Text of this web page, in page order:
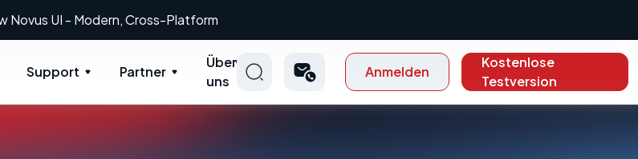
New: Retrospect 20.0.1
Support Partner
Über
uns
Anmelden
Kostenlose
Testversion